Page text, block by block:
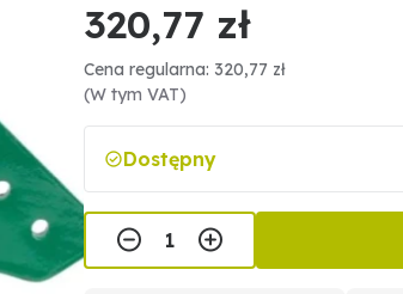
320,77 zł
Cena regularna: 320,77 zł
(W tym VAT)
Dostępny